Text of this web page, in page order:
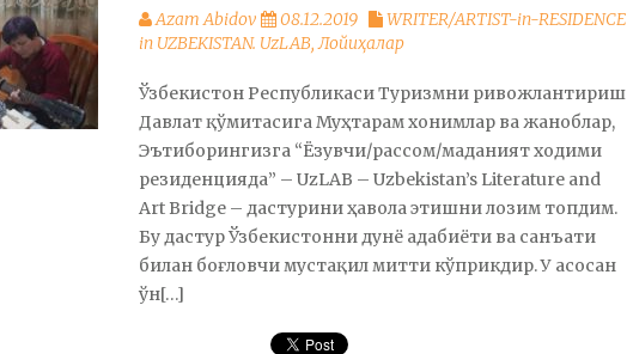
Azam Abidov 08.12.2019
WRITER/ARTIST-in-RESIDENCE
in UZBEKISTAN. UzLAB,Лойиҳалар
Ўзбекистон Республикаси Туризмни ривожлантириш
Давлат қўмитасига Муҳтарам хонимлар ва жаноблар,
Эътиборингизга “Ёзувчи/рассом/маданият ходими
резиденцияда” – UzLAB – Uzbekistan’s Literature and
Art Bridge – дастурини ҳавола этишни лозим топдим.
Бу дастур Ўзбекистонни дунё адабиёти ва санъати
билан боғловчи мустақил митти кўприкдир. У асосан
ўн[…]